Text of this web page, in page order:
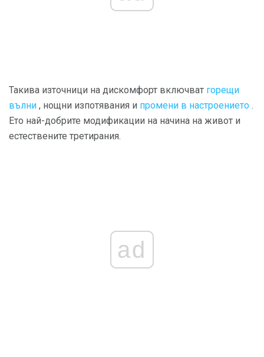
Такива източници на дискомфорт включват горещи
вълни , нощни изпотявания и промени в настроението .
Ето най-добрите модификации на начина на живот и
естествените третирания.
ad